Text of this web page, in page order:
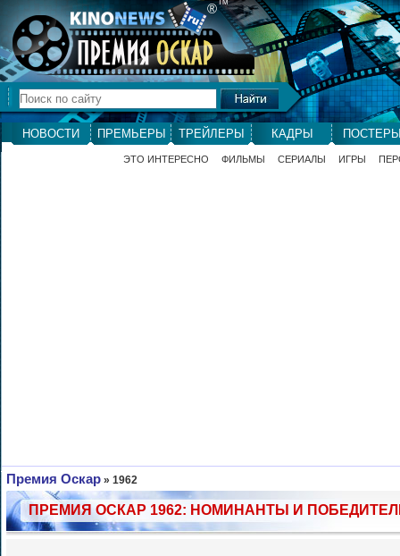
®ТМ
НОВОСТИ ПРЕМЬЕРЫ ТРЕЙЛЕРЫ КАДРЫ
ЭТО ИНТЕРЕСНО ФИЛЬМЫ СЕРИАЛЫ ИГРЫ
Премия Оскар » 1962
ПРЕМИЯ ОСКАР 1962: НОМИНАНТЫ И